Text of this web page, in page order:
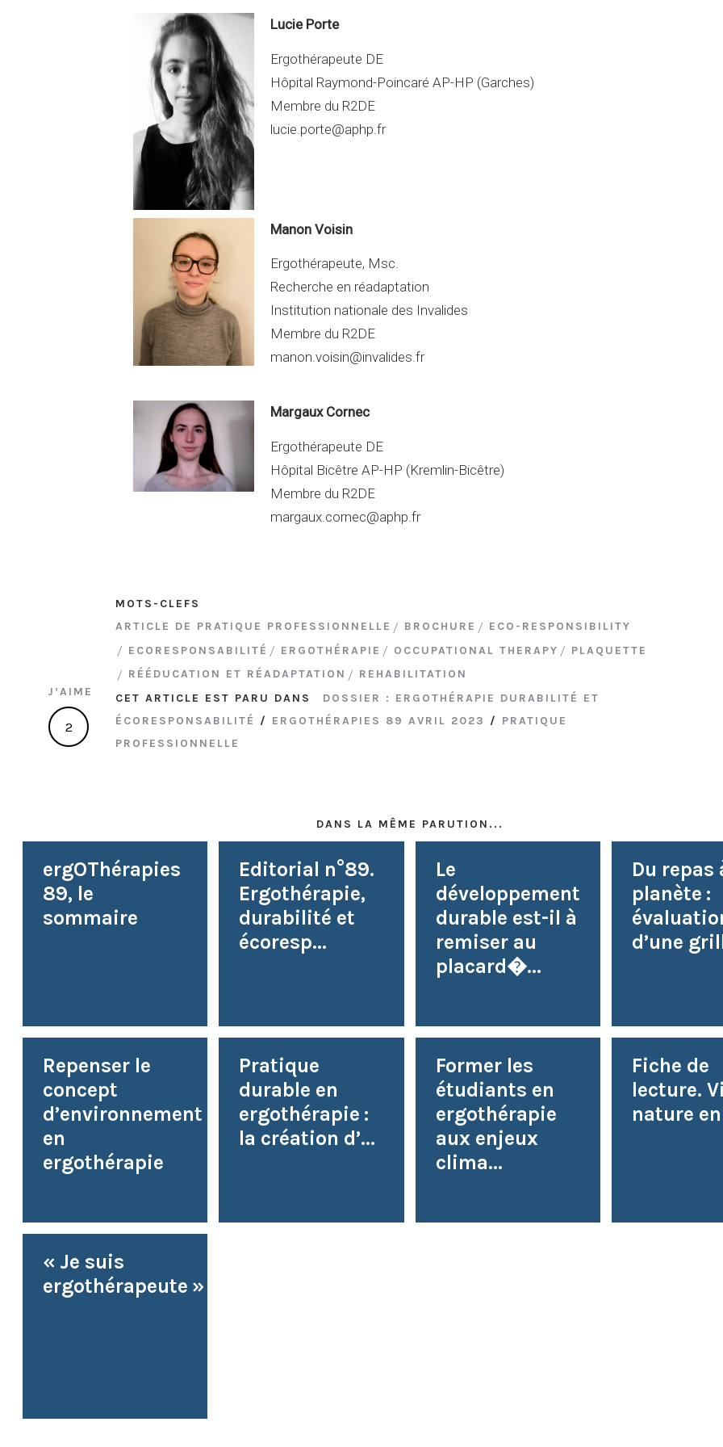
er
Lucie Porte
Ergothérapeute DE
Hôpital Raymond-Poincaré AP-HP (Garches)
Membre du R2DE
lucie.porte@aphp.fr
Manon Voisin
Ergothérapeute, Msc.
Recherche en réadaptation
Institution nationale des Invalides
Membre du R2DE
manon.voisin@invalides.fr
Margaux Cornec
Ergothérapeute DE
Hôpital Bicêtre AP-HP (Kremlin-Bicêtre)
Membre du R2DE
margaux.cornec@aphp.fr
MOTS-CLEFS
ARTICLE DE PRATIQUE PROFESSIONNELLE
BROCHURE
ECO-RESPONSIBILITY
ECORESPONSABILITÉ
ERGOTHÉRAPIE OCCUPATIONAL THERAPY
PLAQUETTE
RÉÉDUCATION ET RÉADAPTATION
REHABILITATION
CET ARTICLE EST PARU DANS
DOSSIER : ERGOTHÉRAPIE DURABILITÉ ET
ÉCORESPONSABILITÉ / ERGOTHÉRAPIES 89 AVRIL 2023 / PRATIQUE
PROFESSIONNELLE
J’AIME
2
DANS LA MÊME PARUTION...
ergOThérapies
89, le
sommaire
Editorial n°89.
Ergothérapie,
durabilité et
écoresp...
Le
développement
durable est-il à
remiser au
placard�...
Du repas
planète :
d’une
Repenser le
concept
d’environnement
en
ergothérapie
Pratique
durable en
ergothérapie :
la création d’...
Former les
étudiants en
ergothérapie
aux enjeux
clima...
Fiche de
lecture.
nature
« Je suis
ergothérapeute »